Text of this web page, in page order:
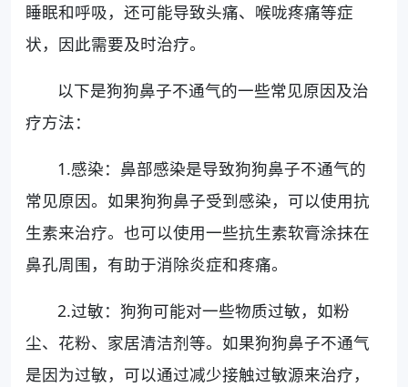
睡眠和呼吸，还可能导致头痛、喉咙疼痛等症
状，因此需要及时治疗。
以下是狗狗鼻子不通气的一些常见原因及治
疗方法：
1.感染：鼻部感染是导致狗狗鼻子不通气的
常见原因。如果狗狗鼻子受到感染，可以使用抗
生素来治疗。也可以使用一些抗生素软膏涂抹在
鼻孔周围，有助于消除炎症和疼痛。
2.过敏：狗狗可能对一些物质过敏，如粉
尘、花粉、家居清洁剂等。如果狗狗鼻子不通气
是因为过敏，可以通过减少接触过敏源来治疗，